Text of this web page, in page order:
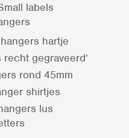
labels
hartje
gegraveerd’
rond 45mm
shirtjes
lus